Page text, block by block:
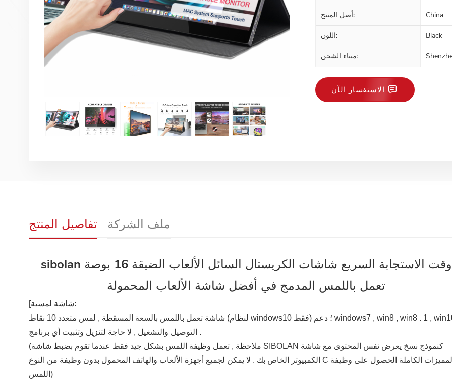
أصل المنتج: China
اللون: Black
ميناء الشحن:
الاستفسار الآن
تفاصيل المنتج ملف الشركة
sibolan وقت الاستجابة السريع شاشات الكريستال السائل الألعاب الضيقة 16 بوصة
تعمل باللمس المدمج في أفضل شاشة الألعاب المحمولة
[شاشة لمسية:
شاشة تعمل باللمس بالسعة المسقطة , لمس متعدد 10 نقاط (لنظام windows10 فقط) ؛ دعم windows7 , win8 , win8 . 1 , win10 ؛
التوصيل والتشغيل , لا حاجة لتنزيل وتثبيت أي برنامج .
(ملاحظة , تعمل وظيفة اللمس بشكل جيد فقط عندما تقوم بضبط شاشة SIBOLAN كنموذج نسخ يعرض نفس المحتوى مع شاشة
الكمبيوتر الخاص بك . لا يمكن لجميع أجهزة الألعاب والهاتف المحمول بدون وظيفة من النوع C المميزات الكاملة الحصول على وظيفة
اللمس)